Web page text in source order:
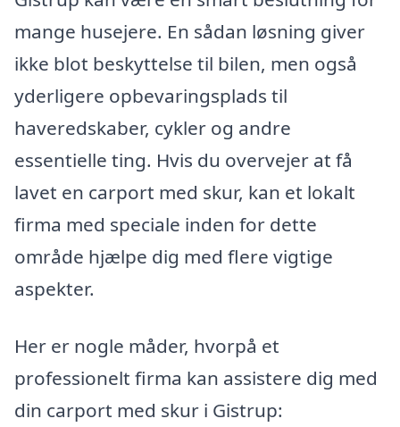
mange husejere. En sådan løsning giver
ikke blot beskyttelse til bilen, men også
yderligere opbevaringsplads til
haveredskaber, cykler og andre
essentielle ting. Hvis du overvejer at få
lavet en carport med skur, kan et lokalt
firma med speciale inden for dette
område hjælpe dig med flere vigtige
aspekter.
Her er nogle måder, hvorpå et
professionelt firma kan assistere dig med
din carport med skur i Gistrup: